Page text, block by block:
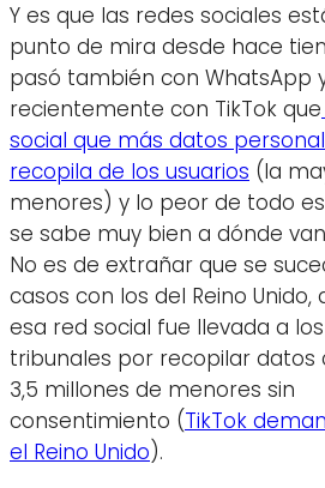
Y es que las redes sociales
punto de mira desde hace
pasó también con WhatsApp
recientemente con TikTok que
social que más datos
recopila de los usuarios (la
menores) y lo peor de todo
se sabe muy bien a dónde
No es de extrañar que se
casos con los del Reino Unido,
esa red social fue llevada a los
tribunales por recopilar datos
3,5 millones de menores sin
consentimiento (TikTok
el Reino Unido).